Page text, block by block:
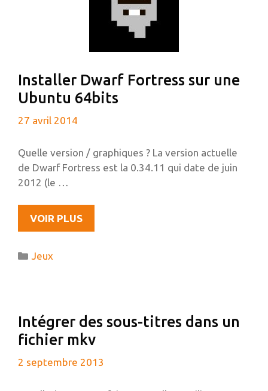
Installer Dwarf Fortress sur une
Ubuntu 64bits
27 avril 2014
Quelle version / graphiques ? La version actuelle
de Dwarf Fortress est la 0.34.11 qui date de juin
2012 (le …
VOIR PLUSINSTALLER
DWARF
Catégories
Jeux
Intégrer des sous-titres dans un
fichier mkv
2 septembre 2013